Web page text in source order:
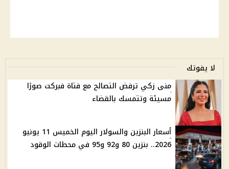
لا يفوتك
منى زكي ترفض التصالح مع فتاة فبركت صورًا
مسيئة وتتمسك بالقضاء
أسعار البنزين والسولار اليوم الخميس 11 يونيو
2026.. بنزين 80 و92 و95 في محطات الوقود